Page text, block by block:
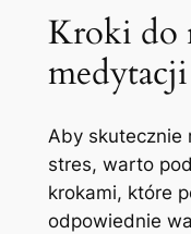
Kroki do
medytacji
Aby skutecznie
stres, warto
krokami, które
odpowiednie